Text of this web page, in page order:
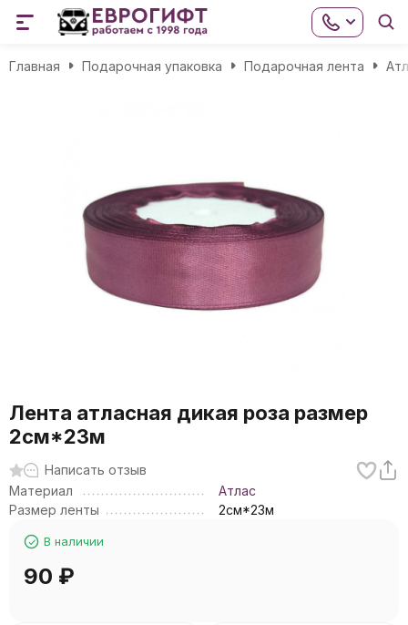
Главная Подарочная упаковка Подарочная лента
Лента атласная дикая роза размер
2см*23м
Написать отзыв
Материал
Атлас
Размер ленты
2см*23м
В наличии
90 ₽